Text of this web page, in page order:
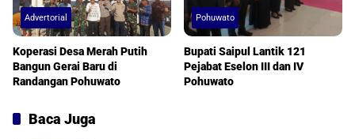
Advertorial
Koperasi Desa Merah Putih
Bangun Gerai Baru di
Randangan Pohuwato
Pohuwato
Bupati Saipul Lantik 121
Pejabat Eselon III dan IV
Pohuwato
Baca Juga